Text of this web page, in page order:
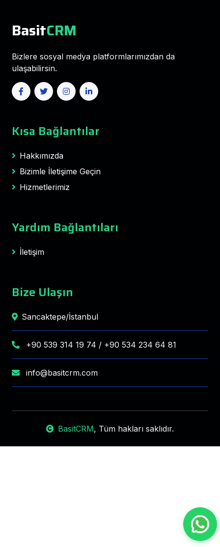
BasitCRM
Bizlere sosyal medya platformlarımızdan da
ulaşabilirsin.
Kısa Bağlantılar
Hakkımızda
Bizimle İletişime Geçin
Hizmetlerimiz
Yardım Bağlantıları
İletişim
Bize Ulaşın
Sancaktepe/İstanbul
+90 539 314 19 74 / +90 534 234 64 81
info@basitcrm.com
BasitCRM, Tüm hakları saklıdır.